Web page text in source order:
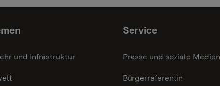
und Infrastruktur
Service
Presse und soziale Medien
Bürgerreferentin